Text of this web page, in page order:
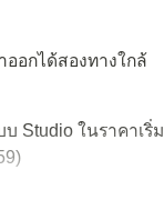
อกได้สองทางใกล้
Studio ในราคาเริ่ม